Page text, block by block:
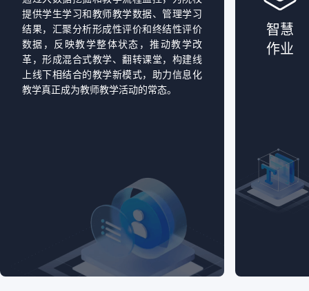
提供学生学习和教师教学数据、管理学习
结果，汇聚分析形成性评价和终结性评价
数据，反映教学整体状态，推动教学改
革，形成混合式教学、翻转课堂，构建线
上线下相结合的教学新模式，助力信息化
教学真正成为教师教学活动的常态。
智慧
作业